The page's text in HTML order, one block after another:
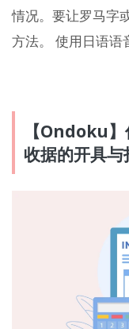
情况。要让罗马字
方法。 使用日语语
【Ondoku
收据的开具与